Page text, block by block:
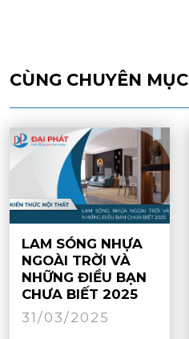
CÙNG CHUYÊN MỤC
LAM SÓNG NHỰA
NGOÀI TRỜI VÀ
NHỮNG ĐIỀU BẠN
CHƯA BIẾT 2025
31/03/2025